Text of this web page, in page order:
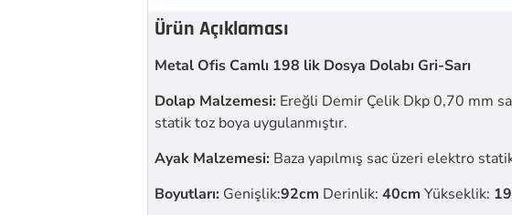
Ürün Açıklaması
Metal Ofis Camlı 198 lik Dosya Dolabı Gri-Sarı
Dolap Malzemesi: Ereğli Demir Çelik Dkp 0,70 mm
statik toz boya uygulanmıştır.
Ayak Malzemesi: Baza yapılmış sac üzeri elektro
Boyutları: Genişlik:92cm Derinlik: 40cm Yükseklik: